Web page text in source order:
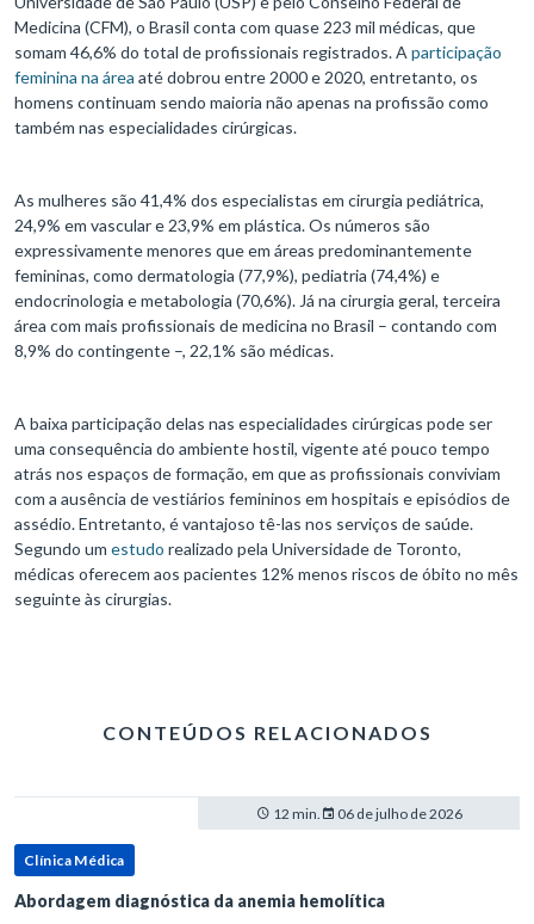
Medicina (CFM), o Brasil conta com quase 223 mil médicas, que
somam 46,6% do total de profissionais registrados. A participação
feminina na área até dobrou entre 2000 e 2020, entretanto, os
homens continuam sendo maioria não apenas na profissão como
também nas especialidades cirúrgicas.
As mulheres são 41,4% dos especialistas em cirurgia pediátrica,
24,9% em vascular e 23,9% em plástica. Os números são
expressivamente menores que em áreas predominantemente
femininas, como dermatologia (77,9%), pediatria (74,4%) e
endocrinologia e metabologia (70,6%). Já na cirurgia geral, terceira
área com mais profissionais de medicina no Brasil – contando com
8,9% do contingente –, 22,1% são médicas.
A baixa participação delas nas especialidades cirúrgicas pode ser
uma consequência do ambiente hostil, vigente até pouco tempo
atrás nos espaços de formação, em que as profissionais conviviam
com a ausência de vestiários femininos em hospitais e episódios de
assédio. Entretanto, é vantajoso tê-las nos serviços de saúde.
Segundo um estudo realizado pela Universidade de Toronto,
médicas oferecem aos pacientes 12% menos riscos de óbito no mês
seguinte às cirurgias.
CONTEÚDOS RELACIONADOS
12 min. 06 de julho de 2026
Clínica Médica
Abordagem diagnóstica da anemia hemolítica